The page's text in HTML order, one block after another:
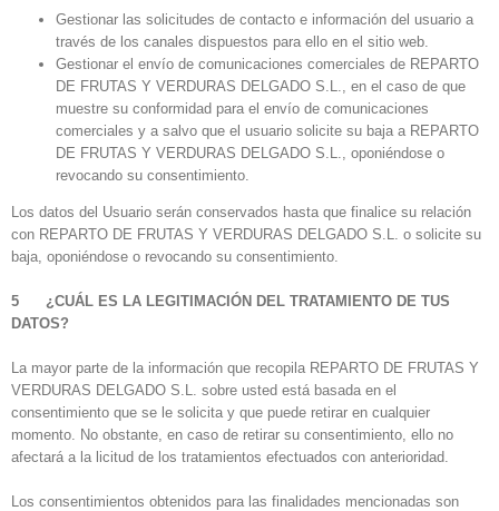
Gestionar las solicitudes de contacto e información del usuario a
través de los canales dispuestos para ello en el sitio web.
Gestionar el envío de comunicaciones comerciales de REPARTO
DE FRUTAS Y VERDURAS DELGADO S.L., en el caso de que
muestre su conformidad para el envío de comunicaciones
comerciales y a salvo que el usuario solicite su baja a REPARTO
DE FRUTAS Y VERDURAS DELGADO S.L., oponiéndose o
revocando su consentimiento.
Los datos del Usuario serán conservados hasta que finalice su relación
con REPARTO DE FRUTAS Y VERDURAS DELGADO S.L. o solicite su
baja, oponiéndose o revocando su consentimiento.
5 ¿CUÁL ES LA LEGITIMACIÓN DEL TRATAMIENTO DE TUS
DATOS?
La mayor parte de la información que recopila REPARTO DE FRUTAS Y
VERDURAS DELGADO S.L. sobre usted está basada en el
consentimiento que se le solicita y que puede retirar en cualquier
momento. No obstante, en caso de retirar su consentimiento, ello no
afectará a la licitud de los tratamientos efectuados con anterioridad.
Los consentimientos obtenidos para las finalidades mencionadas son